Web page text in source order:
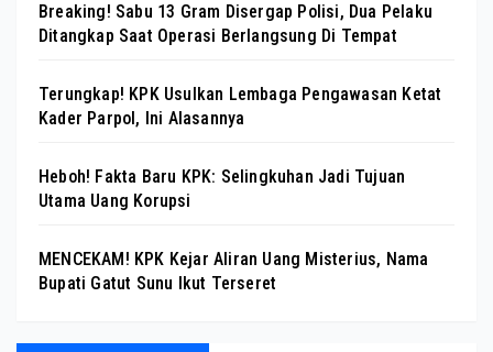
Breaking! Sabu 13 Gram Disergap Polisi, Dua Pelaku
Ditangkap Saat Operasi Berlangsung Di Tempat
Terungkap! KPK Usulkan Lembaga Pengawasan Ketat
Kader Parpol, Ini Alasannya
Heboh! Fakta Baru KPK: Selingkuhan Jadi Tujuan
Utama Uang Korupsi
MENCEKAM! KPK Kejar Aliran Uang Misterius, Nama
Bupati Gatut Sunu Ikut Terseret